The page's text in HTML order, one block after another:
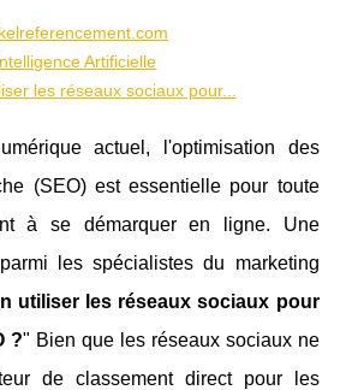
kelreferencement.com
Artificielle
les réseaux sociaux pour...
actuel, l'optimisation des
(SEO) est essentielle pour toute
à se démarquer en ligne. Une
les spécialistes du marketing
utiliser les réseaux sociaux pour
?" Bien que les réseaux sociaux ne
de classement direct pour les